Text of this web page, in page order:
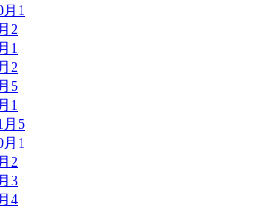
1
2
1
2
5
1
5
1
2
3
4